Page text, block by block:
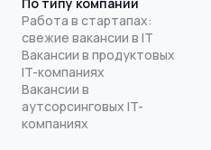
Работа в стартапах:
свежие вакансии в IT
Вакансии в продуктовых
IT-компаниях
Вакансии в
аутсорсинговых IT-
компаниях